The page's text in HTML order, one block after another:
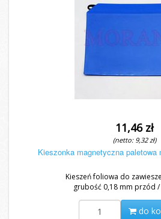
11,46 zł
(netto: 9,32 zł)
Kieszonka magnetyczna paletowa
Kieszeń foliowa do
grubość 0,18 mm przód /
do